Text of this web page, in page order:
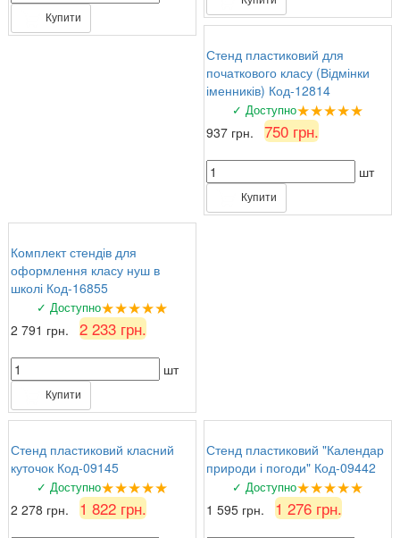
Купити
Стенд пластиковий для
початкового класу (Відмінки
іменників) Код-12814
✓ Доступно★★★★★
937 грн. 750 грн.
шт
Купити
Комплект стендів для
оформлення класу нуш в
школі Код-16855
✓ Доступно★★★★★
2 791 грн. 2 233 грн.
шт
Купити
Стенд пластиковий класний
куточок Код-09145
✓ Доступно★★★★★
2 278 грн. 1 822 грн.
Стенд пластиковий "Календар
природи і погоди" Код-09442
✓ Доступно★★★★★
1 595 грн. 1 276 грн.